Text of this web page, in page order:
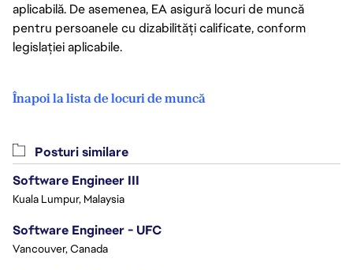
aplicabilă. De asemenea, EA asigură locuri de muncă
pentru persoanele cu dizabilități calificate, conform
legislației aplicabile.
Înapoi la lista de locuri de muncă
Posturi similare
Software Engineer III
Kuala Lumpur, Malaysia
Software Engineer - UFC
Vancouver, Canada